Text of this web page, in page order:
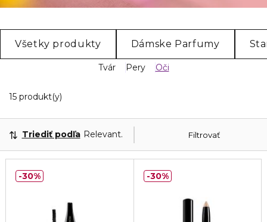
Všetky produkty Dámske Parfumy
Tvár Pery Oči
15 produkt(y)
Filtrovať
Triediť podľa Relevantnosť
30% 30%